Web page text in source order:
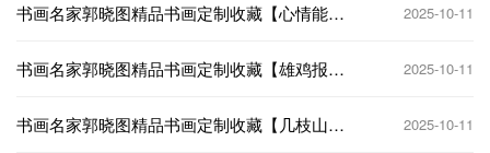
书画名家郭晓图精品书画定制收藏【心情能照
2025-10-11
书画名家郭晓图精品书画定制收藏【雄鸡报
2025-10-11
书画名家郭晓图精品书画定制收藏【几枝山花
2025-10-11